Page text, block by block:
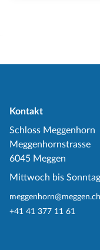
Kontakt
Schloss Meggenhorn
Meggenhornstrasse
6045 Meggen
Mittwoch bis Sonntag
meggenhorn@meggen.ch
+41 41 377 11 61